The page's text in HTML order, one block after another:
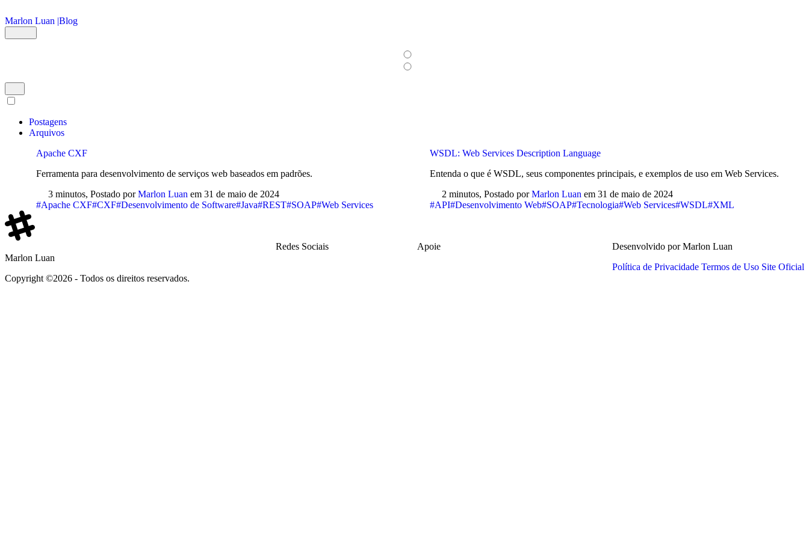
Marlon Luan |Blog
Postagens
Arquivos
Apache CXF
Ferramenta para desenvolvimento de serviços web baseados em padrões.
3 minutos, Postado porMarlon Luan em 31 de maio de 2024
#Apache CXF#CXF#Desenvolvimento de Software#Java#REST#SOAP#Web Services
WSDL: Web Services Description Language
Entenda o que é WSDL, seus componentes principais, e exemplos de uso em Web Services.
2 minutos, Postado porMarlon Luan em 31 de maio de 2024
#API#Desenvolvimento Web#SOAP#Tecnologia#Web Services#WSDL#XML
Marlon Luan
Copyright ©2026 - Todos os direitos reservados.
Redes Sociais Apoie
Desenvolvido por Marlon Luan
Política de Privacidade Termos de Uso Site Oficial